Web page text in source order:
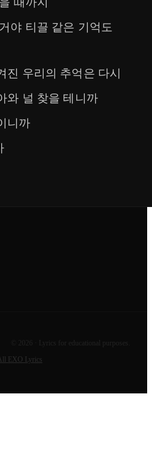
야 티끌 같은 기억도
진 우리의 추억은 다시
와 널 찾을 테니까
니까
2026
· Lyrics for educational purposes.
EXO Lyrics